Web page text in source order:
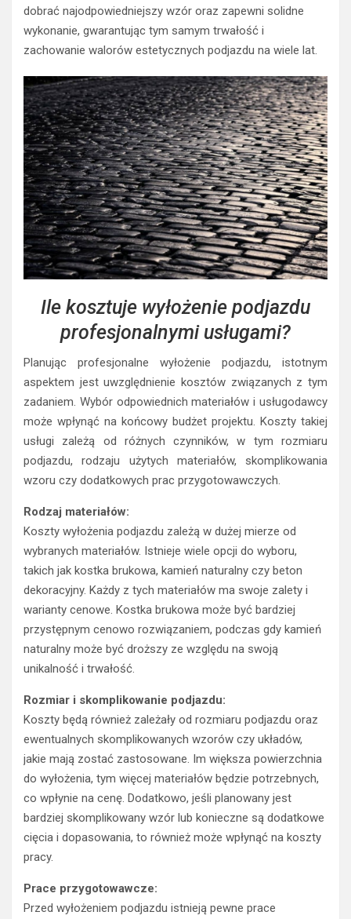
dobrać najodpowiedniejszy wzór oraz zapewni solidne
wykonanie, gwarantując tym samym trwałość i
zachowanie walorów estetycznych podjazdu na wiele lat.
Ile kosztuje wyłożenie podjazdu
profesjonalnymi usługami?
Planując profesjonalne wyłożenie podjazdu, istotnym
aspektem jest uwzględnienie kosztów związanych z tym
zadaniem. Wybór odpowiednich materiałów i usługodawcy
może wpłynąć na końcowy budżet projektu. Koszty takiej
usługi zależą od różnych czynników, w tym rozmiaru
podjazdu, rodzaju użytych materiałów, skomplikowania
wzoru czy dodatkowych prac przygotowawczych.
Rodzaj materiałów:
Koszty wyłożenia podjazdu zależą w dużej mierze od
wybranych materiałów. Istnieje wiele opcji do wyboru,
takich jak kostka brukowa, kamień naturalny czy beton
dekoracyjny. Każdy z tych materiałów ma swoje zalety i
warianty cenowe. Kostka brukowa może być bardziej
przystępnym cenowo rozwiązaniem, podczas gdy kamień
naturalny może być droższy ze względu na swoją
unikalność i trwałość.
Rozmiar i skomplikowanie podjazdu:
Koszty będą również zależały od rozmiaru podjazdu oraz
ewentualnych skomplikowanych wzorów czy układów,
jakie mają zostać zastosowane. Im większa powierzchnia
do wyłożenia, tym więcej materiałów będzie potrzebnych,
co wpłynie na cenę. Dodatkowo, jeśli planowany jest
bardziej skomplikowany wzór lub konieczne są dodatkowe
cięcia i dopasowania, to również może wpłynąć na koszty
pracy.
Prace przygotowawcze:
Przed wyłożeniem podjazdu istnieją pewne prace